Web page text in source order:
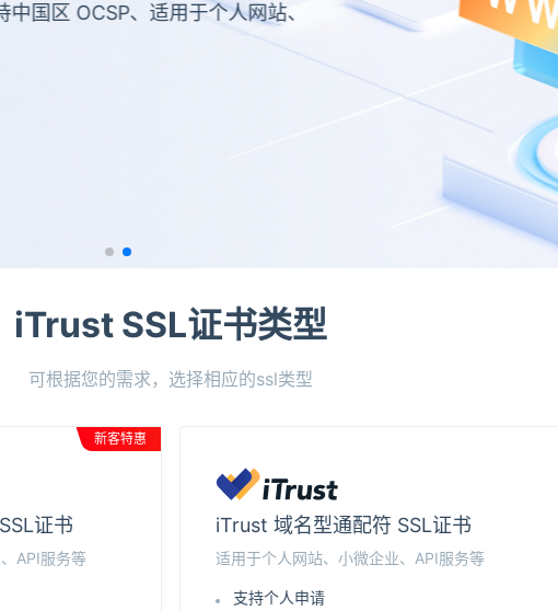
于个人网站、
iTrust SSL证书类型
可根据您的需求，选择相应的ssl类型
新客特惠
证书
API服务等
iTrust 域名型通配符 SSL证书
适用于个人网站、小微企业、API服务等
支持个人申请